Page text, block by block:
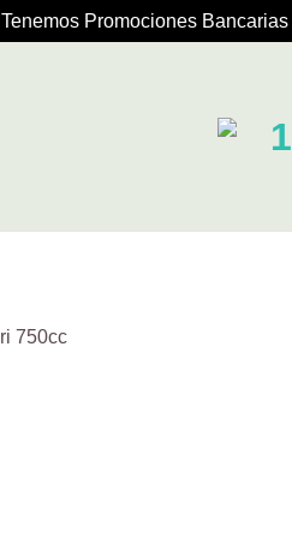
Tenemos Promociones Bancarias